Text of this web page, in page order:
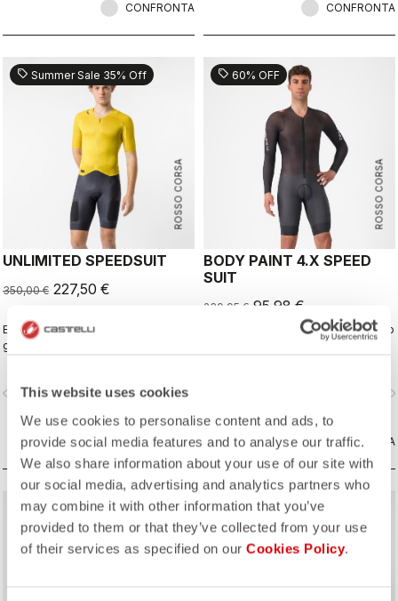
This website uses cookies
We use cookies to personalise content and ads, to
provide social media features and to analyse our traffic.
We also share information about your use of our site with
our social media, advertising and analytics partners who
may combine it with other information that you’ve
provided to them or that they’ve collected from your use
of their services as specified on our Cookies Policy.
CONFRONTA CONFRONTA
ROSSO CORSA
sell Summer Sale 35% Off
UNLIMITED SPEEDSUIT
350,00 € 227,50 €
Esperienza Rosso Corsa per il
gravel. Il body da corsa gravel
navigate_next
CONFRONTA
ROSSO CORSA
sell 60% OFF
BODY PAINT 4.X SPEED
SUIT
239,95 € 95,98 €
Il body più veloce per correre contro
CONFRONTA
sell60% OFF sellNUOVO